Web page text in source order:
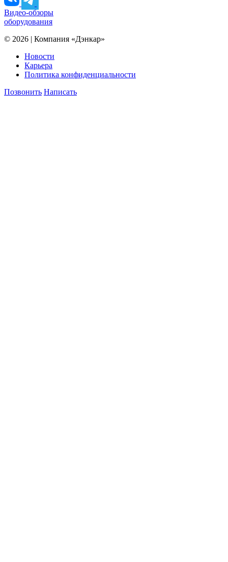
Видео-обзоры
оборудования
© 2026 | Компания «Дэнкар»
Новости
Карьера
Политика конфиденциальности
Позвонить Написать